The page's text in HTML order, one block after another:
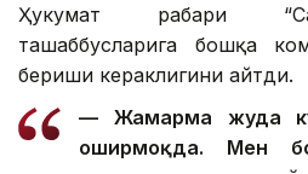
Ҳукумат раҳбари
ташаббусларига бошқа
бериши кераклигини айтди.
— Жамғарма жуда
оширмоқда. Мен